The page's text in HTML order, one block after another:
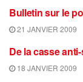
Bulletin sur le
21 JANVIER 2009
De la casse
18 JANVIER 2009